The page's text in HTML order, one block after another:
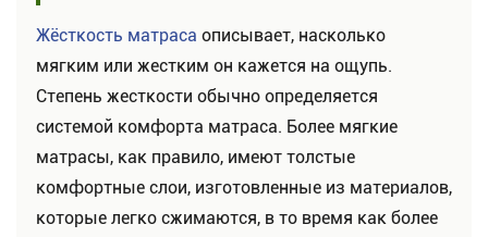
Жёсткость матраса описывает, насколько
мягким или жестким он кажется на ощупь.
Степень жесткости обычно определяется
системой комфорта матраса. Более мягкие
матрасы, как правило, имеют толстые
комфортные слои, изготовленные из материалов,
которые легко сжимаются, в то время как более